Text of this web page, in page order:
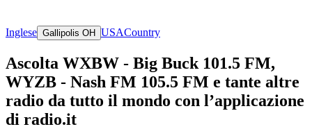
Inglese Gallipolis OH USACountry
Ascolta WXBW - Big Buck 101.5 FM,
WYZB - Nash FM 105.5 FM e tante altre
radio da tutto il mondo con l’applicazione
di radio.it